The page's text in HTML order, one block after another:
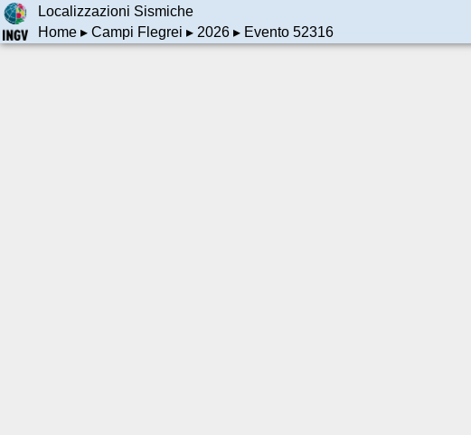
Localizzazioni Sismiche
Home▸ Campi Flegrei ▸ 2026▸ Evento 52316